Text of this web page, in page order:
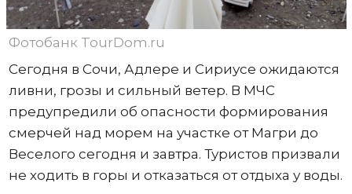
Фотобанк TourDom.ru
Сегодня в Сочи, Адлере и Сириусе ожидаются
ливни, грозы и сильный ветер. В МЧС
предупредили об опасности формирования
смерчей над морем на участке от Магри до
Веселого сегодня и завтра. Туристов призвали
не ходить в горы и отказаться от отдыха у воды.